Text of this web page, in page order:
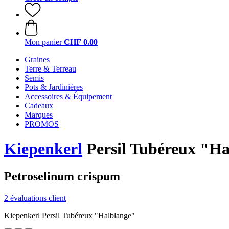
Mon panier CHF 0.00
Graines
Terre & Terreau
Semis
Pots & Jardinières
Accessoires & Équipement
Cadeaux
Marques
PROMOS
Kiepenkerl Persil Tubéreux
Petroselinum crispum
2 évaluations client
Kiepenkerl Persil Tubéreux "Halblange"